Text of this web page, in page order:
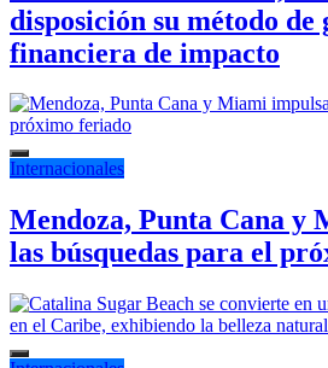
disposición su método de
financiera de impacto
Internacionales
Mendoza, Punta Cana y
las búsquedas para el